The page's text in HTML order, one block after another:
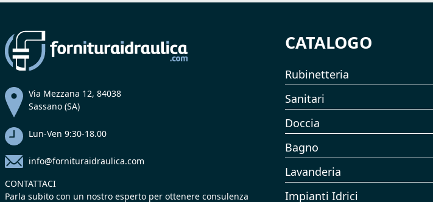
Via Mezzana 12, 84038
Sassano (SA)
Lun-Ven 9:30-18.00
info@fornituraidraulica.com
CONTATTACI
Parla subito con un nostro esperto per ottenere consulenza
CATALOGO
Rubinetteria
Sanitari
Doccia
Bagno
Lavanderia
Impianti Idrici